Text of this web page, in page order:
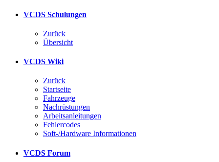
VCDS Schulungen
Zurück
Übersicht
VCDS Wiki
Zurück
Startseite
Fahrzeuge
Nachrüstungen
Arbeitsanleitungen
Fehlercodes
Soft-/Hardware Informationen
VCDS Forum